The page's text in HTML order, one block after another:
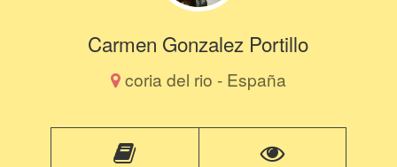
Carmen Gonzalez Portillo
coria del rio - España